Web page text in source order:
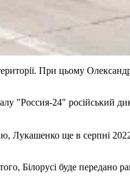
При цьому
"Россия-24" російський
Лукашенко ще в серпні
Білорусі буде передано